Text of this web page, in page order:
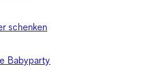
schenken
Babyparty